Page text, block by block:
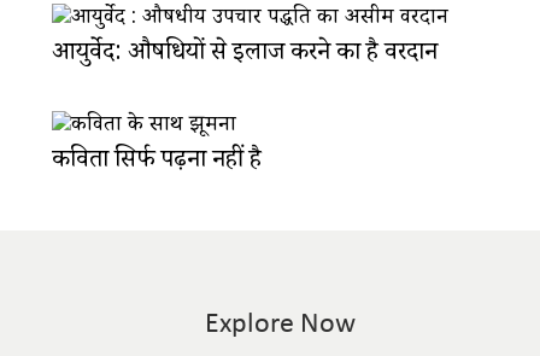
आयुर्वेद: औषधियों से इलाज करने का है वरदान
कविता सिर्फ पढ़ना नहीं है
Explore Now